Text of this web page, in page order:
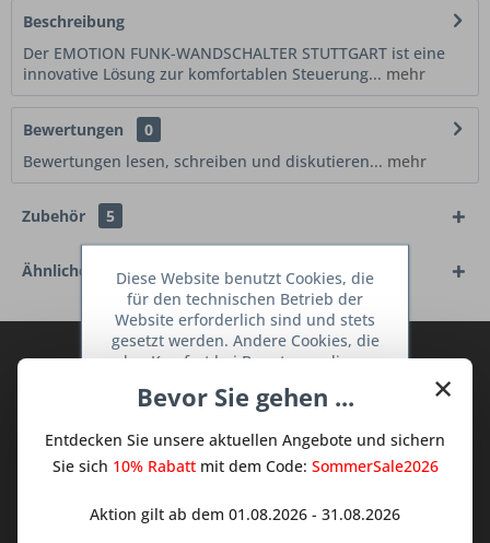
Beschreibung
Der EMOTION FUNK-WANDSCHALTER STUTTGART ist eine
innovative Lösung zur komfortablen Steuerung... mehr
Bewertungen
0
Bewertungen lesen, schreiben und diskutieren... mehr
Zubehör 5
Ähnliche Artikel
Abonnieren Sie den kostenlosen Deine
Sie keine Neuigkeit oder Aktion mehr aus
dem Traum Küchen - Shop.
Ich habe dieDatenschutzbestimmungen
×
Bevor Sie gehen ...
Entdecken Sie unsere aktuellen Angebote und sichern
Sie sich 10% Rabattmit dem Code: SommerSale2026
Aktion gilt ab dem 01.08.2026 - 31.08.2026
Diese Website benutzt Cookies, die
für den technischen Betrieb der
Website erforderlich sind und stets
gesetzt werden. Andere Cookies, die
den Komfort bei Benutzung dieser
dienen oder die Interaktion mit
Netzwerken vereinfachen sollen,
werden nur mit Ihrer Zustimmung